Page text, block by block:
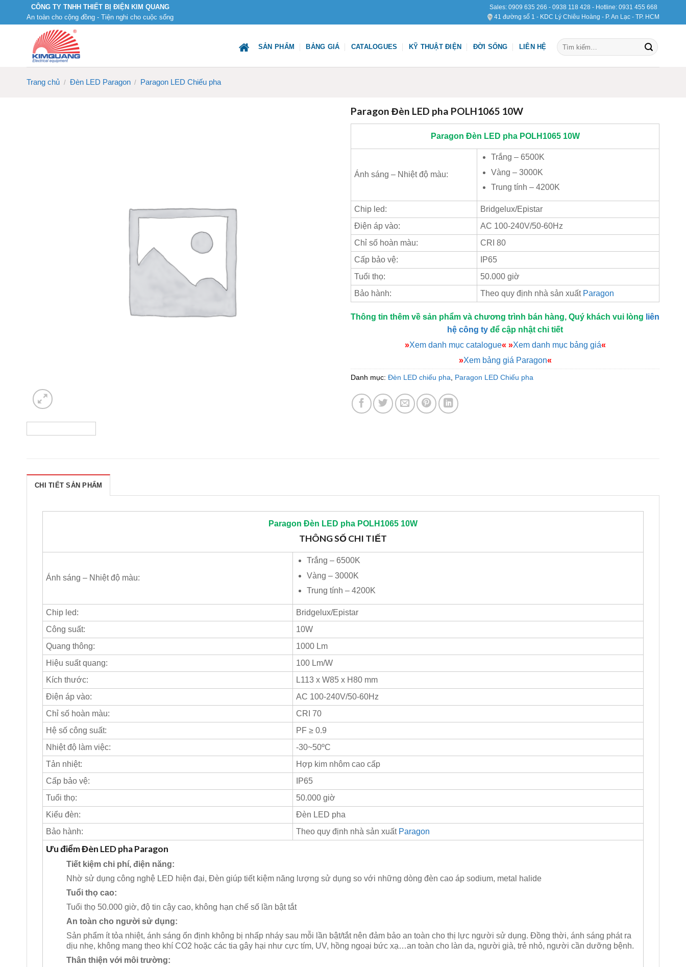
CÔNG TY TNHH THIẾT BỊ ĐIỆN KIM QUANG
An toàn cho cộng đồng - Tiện nghi cho cuộc sống
Sales: 0909 635 266 - 0938 118 428 - Hotline: 0931 455 668
41 đường số 1 - KDC Lý Chiêu Hoàng - P. An Lạc - TP. HCM
SẢN PHẨM BẢNG GIÁ CATALOGUES KỸ THUẬT ĐIỆN ĐỜI SỐNG LIÊN HỆ
Tìm
kiếm:
Trang chủ / Đèn LED Paragon / Paragon LED Chiếu pha
Paragon Đèn LED pha POLH1065 10W
Paragon Đèn LED pha POLH1065 10W
Ánh sáng – Nhiệt độ màu:
Trắng – 6500K
Vàng – 3000K
Trung tính – 4200K
Chip led:
Bridgelux/Epistar
Điện áp vào:
AC 100-240V/50-60Hz
Chỉ số hoàn màu:
CRI 80
Cấp bảo vệ:
IP65
Tuổi thọ:
50.000 giờ
Bảo hành:
Theo quy định nhà sản xuất Paragon
Thông tin thêm về sản phẩm và chương trình bán hàng, Quý khách vui lòng liên
hệ công ty để cập nhật chi tiết
»Xem danh mục catalogue« »Xem danh mục bảng giá«
»Xem bảng giá Paragon«
Danh mục: Đèn LED chiếu pha, Paragon LED Chiếu pha
CHI TIẾT SẢN PHẨM
Paragon Đèn LED pha POLH1065 10W
THÔNG SỐ CHI TIẾT
Ánh sáng – Nhiệt độ màu:
Trắng – 6500K
Vàng – 3000K
Trung tính – 4200K
Chip led:
Bridgelux/Epistar
Công suất:
10W
Quang thông:
1000 Lm
Hiệu suất quang:
100 Lm/W
Kích thước:
L113 x W85 x H80 mm
Điện áp vào:
AC 100-240V/50-60Hz
Chỉ số hoàn màu:
CRI 70
Hệ số công suất:
PF ≥ 0.9
Nhiệt độ làm việc:
-30~50ºC
Tản nhiệt:
Hợp kim nhôm cao cấp
Cấp bảo vệ:
IP65
Tuổi thọ:
50.000 giờ
Kiểu đèn:
Đèn LED pha
Bảo hành:
Theo quy định nhà sản xuất Paragon
Ưu điểm Đèn LED pha Paragon
Tiết kiệm chi phí, điện năng:
Nhờ sử dụng công nghệ LED hiện đại, Đèn giúp tiết kiệm năng lượng sử dụng so với những dòng đèn cao áp sodium, metal halide
Tuổi thọ cao:
Tuổi thọ 50.000 giờ, độ tin cậy cao, không hạn chế số lần bật tắt
An toàn cho người sử dụng:
Sản phẩm ít tỏa nhiệt, ánh sáng ổn định không bị nhấp nháy sau mỗi lần bật/tắt nên đảm bảo an toàn cho thị lực người sử dụng. Đồng thời, ánh sáng phát ra
dịu nhẹ, không mang theo khí CO2 hoặc các tia gây hại như cực tím, UV, hồng ngoại bức xạ…an toàn cho làn da, người già, trẻ nhỏ, người cần dưỡng bệnh.
Thân thiện với môi trường: